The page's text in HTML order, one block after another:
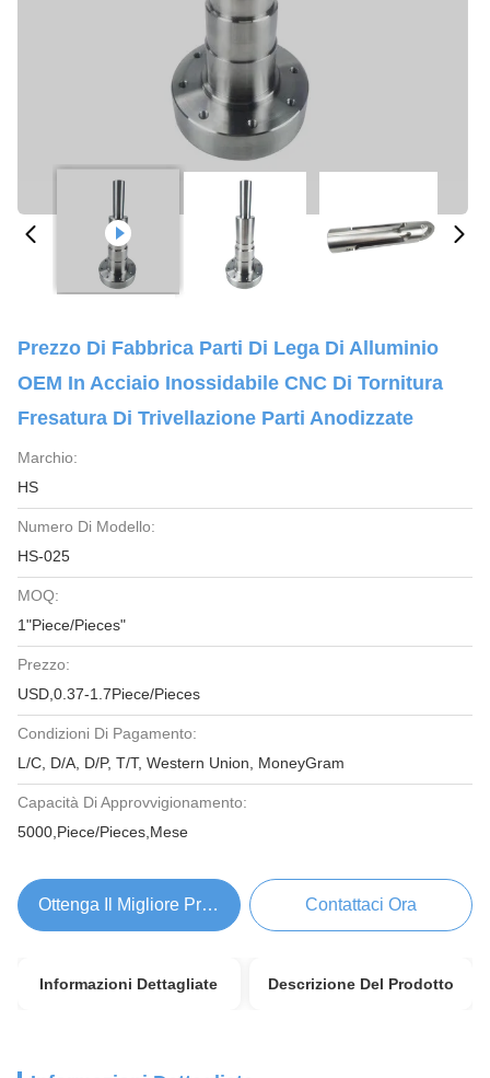
Prezzo Di Fabbrica Parti Di Lega Di Alluminio
OEM In Acciaio Inossidabile CNC Di Tornitura
Fresatura Di Trivellazione Parti Anodizzate
Marchio:
HS
Numero Di Modello:
HS-025
MOQ:
1"Piece/Pieces"
Prezzo:
USD,0.37-1.7Piece/Pieces
Condizioni Di Pagamento:
L/C, D/A, D/P, T/T, Western Union, MoneyGram
Capacità Di Approvvigionamento:
5000,Piece/Pieces,Mese
Ottenga Il Migliore Prezzo Contattaci Ora
Informazioni Dettagliate Descrizione Del Prodotto